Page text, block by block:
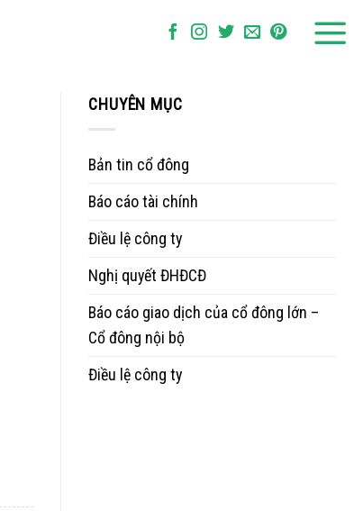
CHUYÊN MỤC
Bản tin cổ đông
Báo cáo tài chính
Điều lệ công ty
Nghị quyết ĐHĐCĐ
Báo cáo giao dịch của cổ đông lớn –
Cổ đông nội bộ
Điều lệ công ty